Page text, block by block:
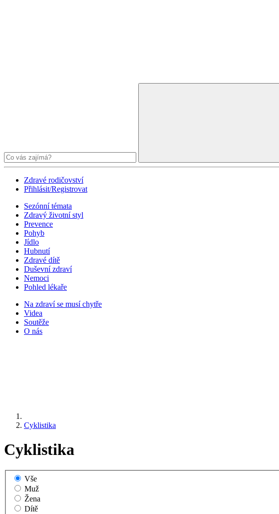
Zdravé rodičovství
Přihlásit/Registrovat
Sezónní témata
Zdravý životní styl
Prevence
Pohyb
Jídlo
Hubnutí
Zdravé dítě
Duševní zdraví
Nemoci
Pohled lékaře
Na zdraví se musí chytře
Videa
Soutěže
O nás
Cyklistika
Cyklistika
Vše
Muž
Žena
Dítě